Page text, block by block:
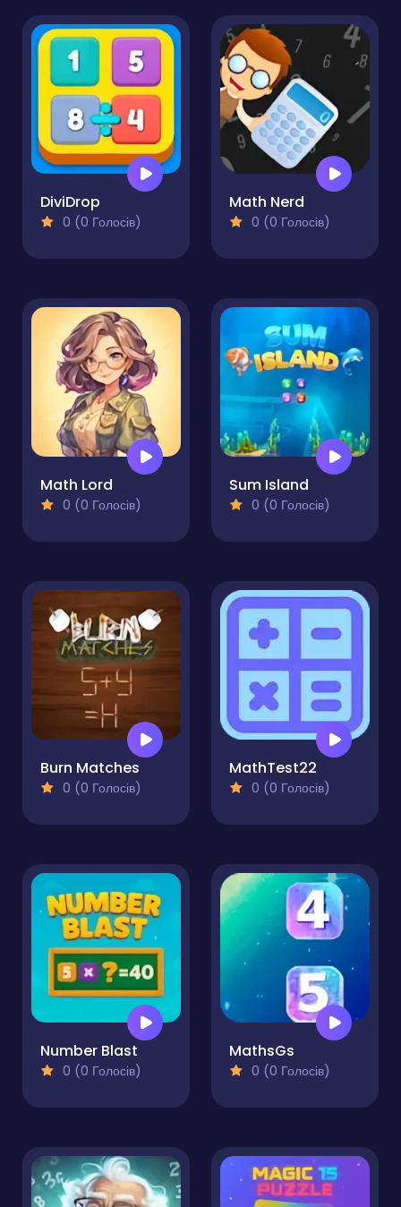
DiviDrop
0 (0 Голосів)
Math Nerd
0 (0 Голосів)
Math Lord
0 (0 Голосів)
Sum Island
0 (0 Голосів)
Burn Matches
0 (0 Голосів)
MathTest22
0 (0 Голосів)
Number Blast
0 (0 Голосів)
MathsGs
0 (0 Голосів)